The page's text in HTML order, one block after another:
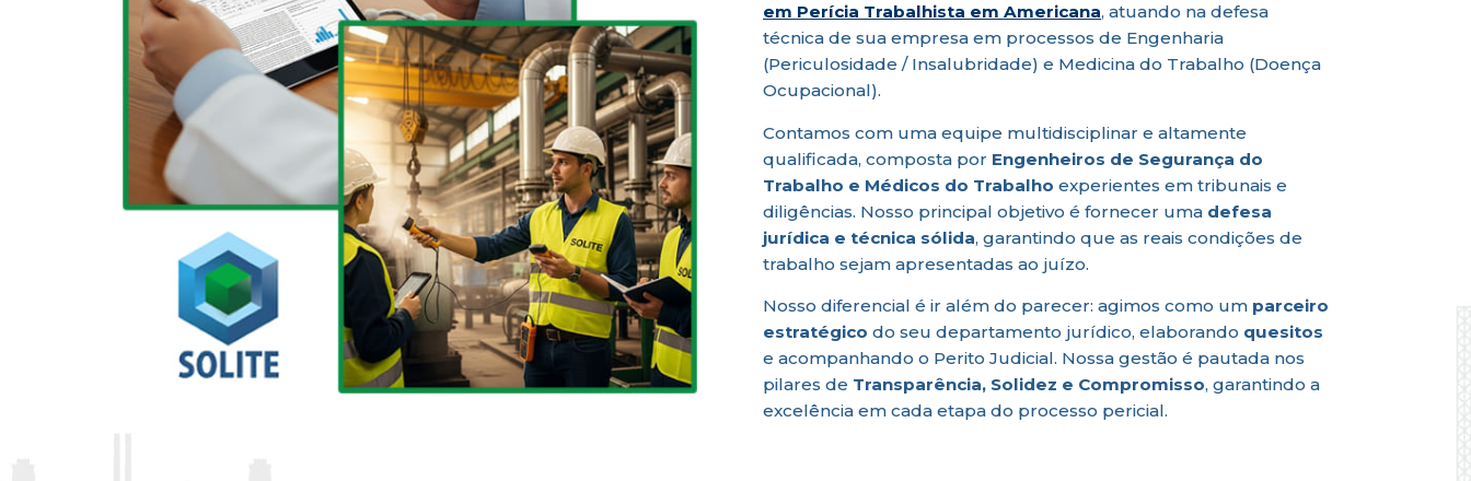
em Perícia Trabalhista em Americana, atuando na defesa
técnica de sua empresa em processos de Engenharia
(Periculosidade / Insalubridade) e Medicina do Trabalho (Doença
Ocupacional).
Contamos com uma equipe multidisciplinar e altamente
qualificada, composta por Engenheiros de Segurança do
Trabalho e Médicos do Trabalho experientes em tribunais e
diligências. Nosso principal objetivo é fornecer uma defesa
jurídica e técnica sólida, garantindo que as reais condições de
trabalho sejam apresentadas ao juízo.
Nosso diferencial é ir além do parecer: agimos como um parceiro
estratégico do seu departamento jurídico, elaborando quesitos
e acompanhando o Perito Judicial. Nossa gestão é pautada nos
pilares de Transparência, Solidez e Compromisso, garantindo a
excelência em cada etapa do processo pericial.